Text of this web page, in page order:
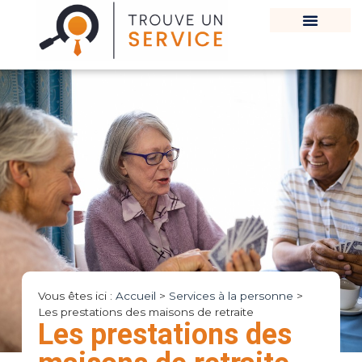
Vous êtes ici : Accueil > Services à la personne >
Les prestations des maisons de retraite
Les prestations des